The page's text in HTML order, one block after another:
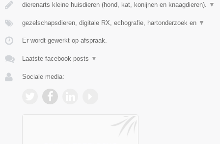
dierenarts kleine huisdieren (hond, kat, konijnen en knaagdieren). ▼
gezelschapsdieren, digitale RX, echografie, hartonderzoek en ▼
Er wordt gewerkt op afspraak.
Laatste facebook posts ▼
Sociale media: